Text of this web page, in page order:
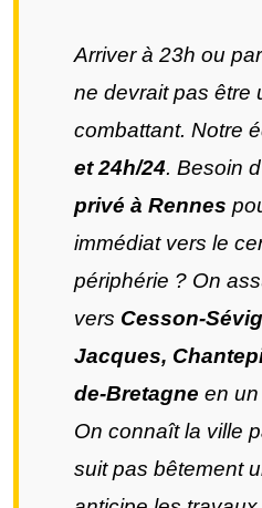
Arriver à 23h ou
ne devrait pas être
combattant. Notre
et 24h/24. Besoin
privé à Rennes
immédiat vers le
périphérie ? On
vers Cesson-
Jacques,
de-Bretagne en
On connaît la ville
suit pas bêtement